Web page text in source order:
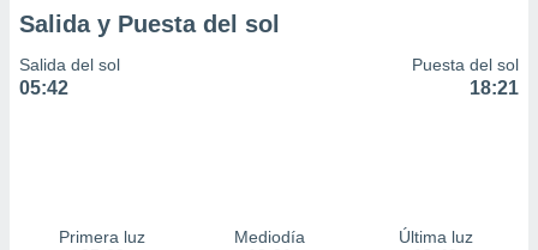
Salida y Puesta del sol
Salida del sol
05:42
Puesta del sol
18:21
Primera luz
Mediodía
Última luz